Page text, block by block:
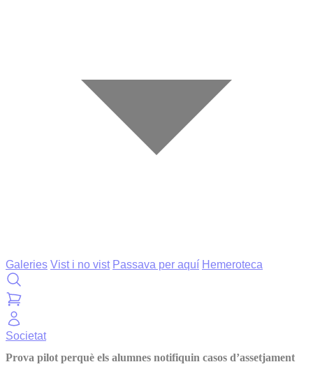
Galeries Vist i no vist Passava per aquí Hemeroteca
Societat
Prova pilot perquè els alumnes notifiquin casos d’assetjament